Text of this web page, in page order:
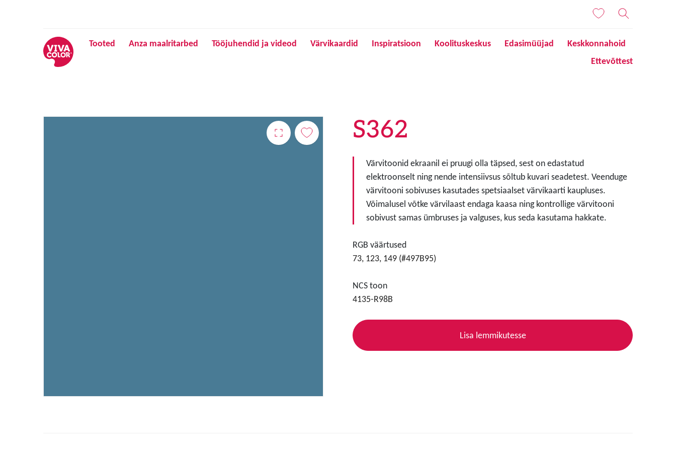
Tooted Anza maalritarbed Tööjuhendid ja videod Värvikaardid Inspiratsioon Koolituskeskus Edasimüüjad
Keskkonnahoid
Ettevõttest
S362
Värvitoonid ekraanil ei pruugi olla täpsed, sest on edastatud
elektroonselt ning nende intensiivsus sõltub kuvari seadetest. Veenduge
värvitooni sobivuses kasutades spetsiaalset värvikaarti kaupluses.
Võimalusel võtke värvilaast endaga kaasa ning kontrollige värvitooni
sobivust samas ümbruses ja valguses, kus seda kasutama hakkate.
RGB väärtused
73, 123, 149 (#497B95)
NCS toon
4135-R98B
Lisa lemmikutesse